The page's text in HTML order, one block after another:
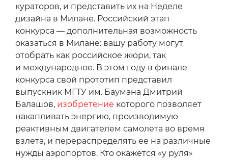
кураторов, и представить их на Неделе
дизайна в Милане. Российский этап
конкурса — дополнительная возможность
оказаться в Милане: вашу работу могут
отобрать как российское жюри, так
и международное. В этом году в финале
конкурса свой прототип представил
выпускник МГТУ им. Баумана Дмитрий
Балашов, изобретение которого позволяет
накапливать энергию, производимую
реактивным двигателем самолета во время
взлета, и перераспределять ее на различные
нужды аэропортов. Кто окажется «у руля»